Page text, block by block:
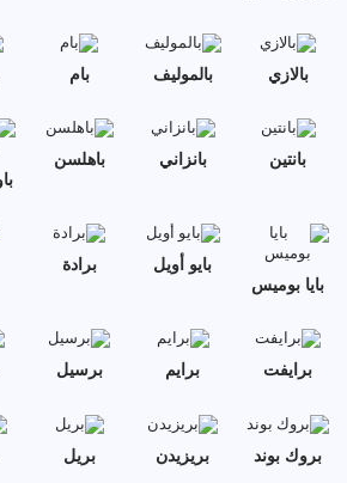
بالازي بالموليف بام
بانتين بانزاني
باهلسن
بايا بوميس
بايو أويل برادة
برايفت برايم برسيل
بروك بوند بريزيدن بريل